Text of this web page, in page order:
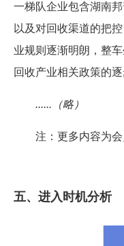
一梯队企业包含湖南
以及对回收渠道的把
业规则逐渐明朗，整
回收产业相关政策的
......（略）
注：更多内容为
五、进入时机分析